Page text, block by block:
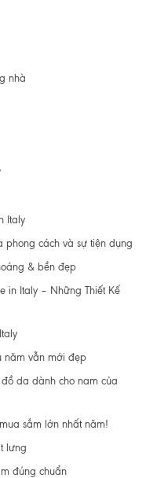
nhà
Italy
phong cách và sự tiện dụng
& bền đẹp
in Italy – Những Thiết Kế
năm vẫn mới đẹp
da dành cho nam của
sắm lớn nhất năm!
lưng
đúng chuẩn